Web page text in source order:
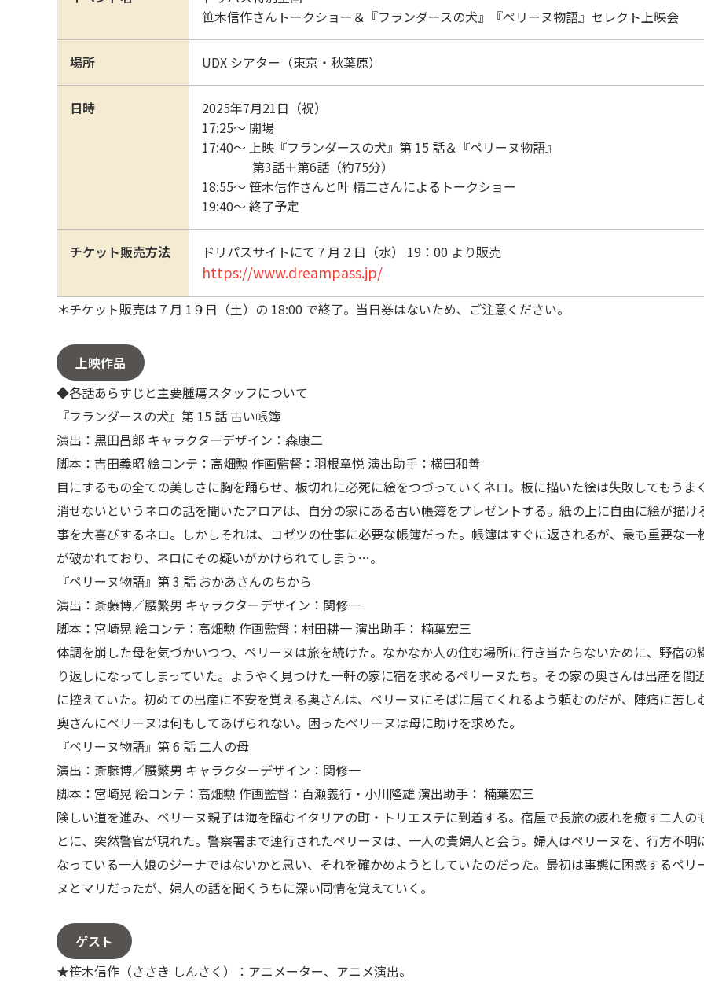
〒104-0061
東京都中央区銀座7丁目13番20号 銀座THビル5F
JP EN ビジネス
ライセンス
プロダクション
創業50周年記念
笹木信作さんトークショー＆『フランダースの犬』『ペリーヌ物語』セレクト上映会
場所 UDX シアター（東京・秋葉原）
日時
2025年7月21日（祝）
17:25～ 開場
17:40～ 上映『フランダースの犬』第 15 話＆『ペリーヌ物語』
第3話＋第6話（約75分）
18:55～ 笹木信作さんと叶 精二さんによるトークショー
19:40～ 終了予定
チケット販売方法 ドリパスサイトにて７月 2 日（水） 19：00 より販売
https://www.dreampass.jp/
＊チケット販売は７月 1９日（土）の 18:00 で終了。当日券はないため、ご注意ください。
上映作品
◆各話あらすじと主要腫瘍スタッフについて
『フランダースの犬』第 15 話 古い帳簿
演出：黒田昌郎 キャラクターデザイン：森康二
脚本：吉田義昭 絵コンテ：高畑勲 作画監督：羽根章悦 演出助手：横田和善
目にするもの全ての美しさに胸を踊らせ、板切れに必死に絵をつづっていくネロ。板に描いた絵は失敗してもうま
消せないというネロの話を聞いたアロアは、自分の家にある古い帳簿をプレゼントする。紙の上に自由に絵が描け
事を大喜びするネロ。しかしそれは、コゼツの仕事に必要な帳簿だった。帳簿はすぐに返されるが、最も重要な一
が破かれており、ネロにその疑いがかけられてしまう…。
『ペリーヌ物語』第 3 話 おかあさんのちから
演出：斎藤博／腰繁男 キャラクターデザイン：関修一
脚本：宮崎晃 絵コンテ：高畑勲 作画監督：村田耕一 演出助手： 楠葉宏三
体調を崩した母を気づかいつつ、ペリーヌは旅を続けた。なかなか人の住む場所に行き当たらないために、野宿の
り返しになってしまっていた。ようやく見つけた一軒の家に宿を求めるペリーヌたち。その家の奥さんは出産を間
に控えていた。初めての出産に不安を覚える奥さんは、ペリーヌにそばに居てくれるよう頼むのだが、陣痛に苦し
奥さんにペリーヌは何もしてあげられない。困ったペリーヌは母に助けを求めた。
『ペリーヌ物語』第 6 話 二人の母
演出：斎藤博／腰繁男 キャラクターデザイン：関修一
脚本：宮崎晃 絵コンテ：高畑勲 作画監督：百瀬義行・小川隆雄 演出助手： 楠葉宏三
険しい道を進み、ペリーヌ親子は海を臨むイタリアの町・トリエステに到着する。宿屋で長旅の疲れを癒す二人の
とに、突然警官が現れた。警察署まで連行されたペリーヌは、一人の貴婦人と会う。婦人はペリーヌを、行方不明
なっている一人娘のジーナではないかと思い、それを確かめようとしていたのだった。最初は事態に困惑するペリ
ヌとマリだったが、婦人の話を聞くうちに深い同情を覚えていく。
ゲスト
★笹木信作（ささき しんさく）：アニメーター、アニメ演出。